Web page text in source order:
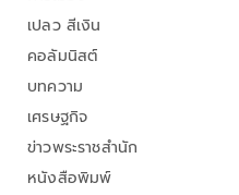
เปลว สีเงิน
คอลัมนิสต์
บทความ
เศรษฐกิจ
ข่าวพระราชสำนัก
หนังสือพิมพ์